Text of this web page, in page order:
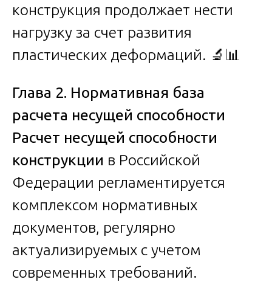
конструкция продолжает нести
нагрузку за счет развития
пластических деформаций. 🔬📊
Глава 2. Нормативная база
расчета несущей способности
Расчет несущей способности
конструкции в Российской
Федерации регламентируется
комплексом нормативных
документов, регулярно
актуализируемых с учетом
современных требований.